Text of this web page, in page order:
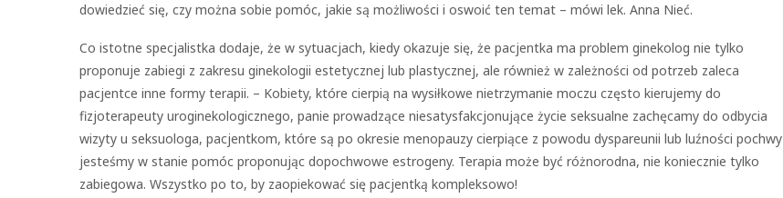
dowiedzieć się, czy można sobie pomóc, jakie są możliwości i oswoić ten temat – mówi lek. Anna Nieć.
Co istotne specjalistka dodaje, że w sytuacjach, kiedy okazuje się, że pacjentka ma problem ginekolog nie tylko
proponuje zabiegi z zakresu ginekologii estetycznej lub plastycznej, ale również w zależności od potrzeb zaleca
pacjentce inne formy terapii. – Kobiety, które cierpią na wysiłkowe nietrzymanie moczu często kierujemy do
fizjoterapeuty uroginekologicznego, panie prowadzące niesatysfakcjonujące życie seksualne zachęcamy do odbycia
wizyty u seksuologa, pacjentkom, które są po okresie menopauzy cierpiące z powodu dyspareunii lub luźności pochwy
jesteśmy w stanie pomóc proponując dopochwowe estrogeny. Terapia może być różnorodna, nie koniecznie tylko
zabiegowa. Wszystko po to, by zaopiekować się pacjentką kompleksowo!